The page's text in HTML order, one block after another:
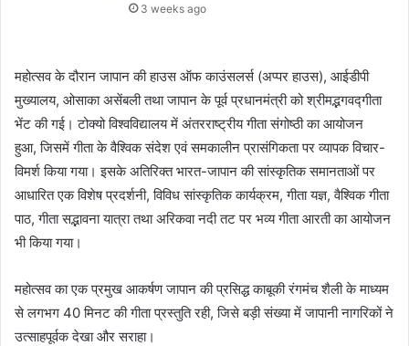
3 weeks ago
महोत्सव के दौरान जापान की हाउस ऑफ काउंसलर्स (अप्पर हाउस), आईडीपी
मुख्यालय, ओसाका असेंबली तथा जापान के पूर्व प्रधानमंत्री को श्रीमद्भगवद्गीता
भेंट की गई। टोक्यो विश्वविद्यालय में अंतरराष्ट्रीय गीता संगोष्ठी का आयोजन
हुआ, जिसमें गीता के वैश्विक संदेश एवं समकालीन प्रासंगिकता पर व्यापक विचार-
विमर्श किया गया। इसके अतिरिक्त भारत-जापान की सांस्कृतिक समानताओं पर
आधारित एक विशेष प्रदर्शनी, विविध सांस्कृतिक कार्यक्रम, गीता यज्ञ, वैश्विक गीता
पाठ, गीता सद्भावना यात्रा तथा अरिकवा नदी तट पर भव्य गीता आरती का आयोजन
भी किया गया।
महोत्सव का एक प्रमुख आकर्षण जापान की प्रसिद्ध काबूकी रंगमंच शैली के माध्यम
से लगभग 40 मिनट की गीता प्रस्तुति रही, जिसे बड़ी संख्या में जापानी नागरिकों ने
उत्साहपूर्वक देखा और सराहा।